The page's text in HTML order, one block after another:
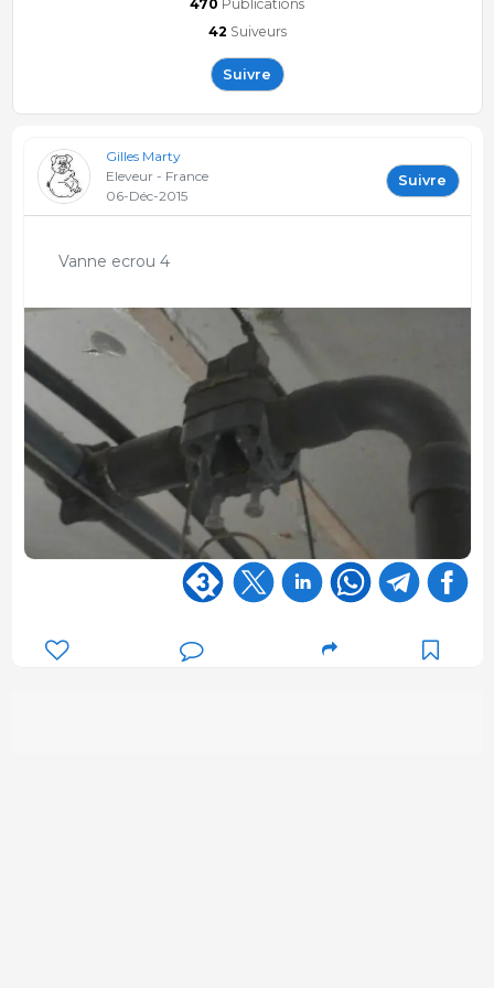
470 Publications
42 Suiveurs
Suivre
Gilles Marty
Eleveur - France
06-Déc-2015
Suivre
Vanne ecrou 4